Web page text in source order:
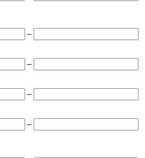
–
–
–
–